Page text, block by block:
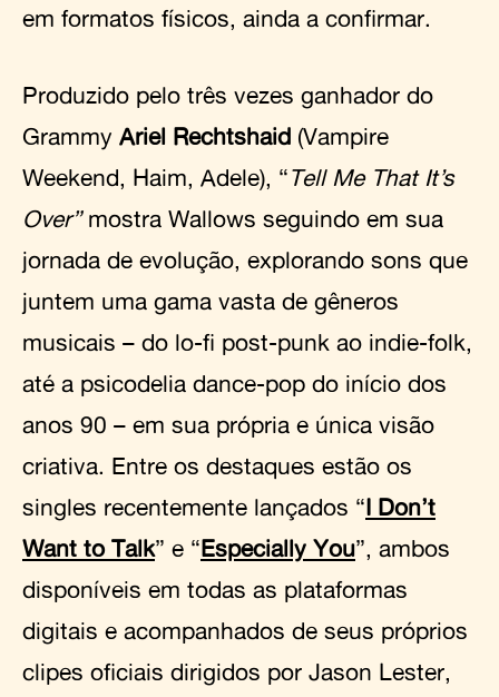
em formatos físicos, ainda a confirmar.
Produzido pelo três vezes ganhador do
Grammy Ariel Rechtshaid (Vampire
Weekend, Haim, Adele), “Tell Me That It’s
Over” mostra Wallows seguindo em sua
jornada de evolução, explorando sons que
juntem uma gama vasta de gêneros
musicais – do lo-fi post-punk ao indie-folk,
até a psicodelia dance-pop do início dos
anos 90 – em sua própria e única visão
criativa. Entre os destaques estão os
singles recentemente lançados “I Don’t
Want to Talk” e “Especially You”, ambos
disponíveis em todas as plataformas
digitais e acompanhados de seus próprios
clipes oficiais dirigidos por Jason Lester,